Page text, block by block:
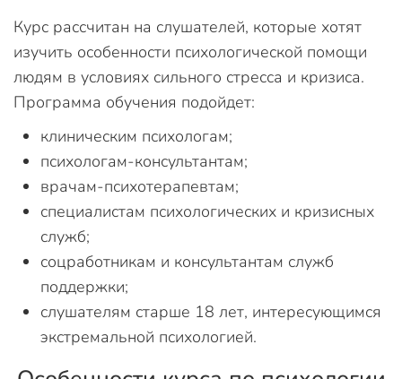
Курс рассчитан на слушателей, которые хотят
изучить особенности психологической помощи
людям в условиях сильного стресса и кризиса.
Программа обучения подойдет:
клиническим психологам;
психологам-консультантам;
врачам-психотерапевтам;
специалистам психологических и кризисных
служб;
соцработникам и консультантам служб
поддержки;
слушателям старше 18 лет, интересующимся
экстремальной психологией.